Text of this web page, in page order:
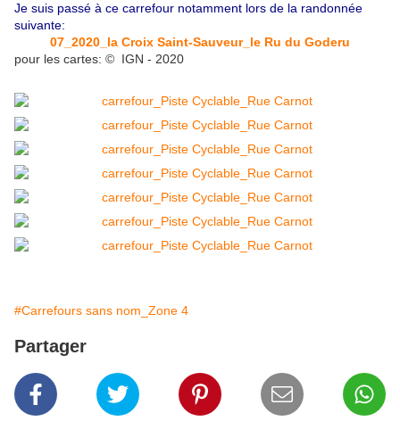
Je suis passé à ce carrefour notamment lors de la randonnée
suivante:
07_2020_la Croix Saint-Sauveur_le Ru du Goderu
pour les cartes: © IGN - 2020
#Carrefours sans nom_Zone 4
Partager